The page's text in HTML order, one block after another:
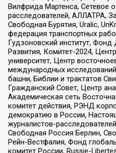
Вилфрида Мартенса, Сетевое
расследователей, АЛЛАТРА,
Свободная Бурятия, Uralic,
федерация транспортных
Гудзоновский институт, Фонд
Развития, Комитет-2024,
университет, Центр
международных
башни, Библии и трактатов
Гражданский Совет, Центр
Академическая сеть
комитет действия, РЭНД
демократию в России,
журналистов-
Свободная Россия Берлин,
Рейн-Вестфалия, Фонд
комитет России, Russie-